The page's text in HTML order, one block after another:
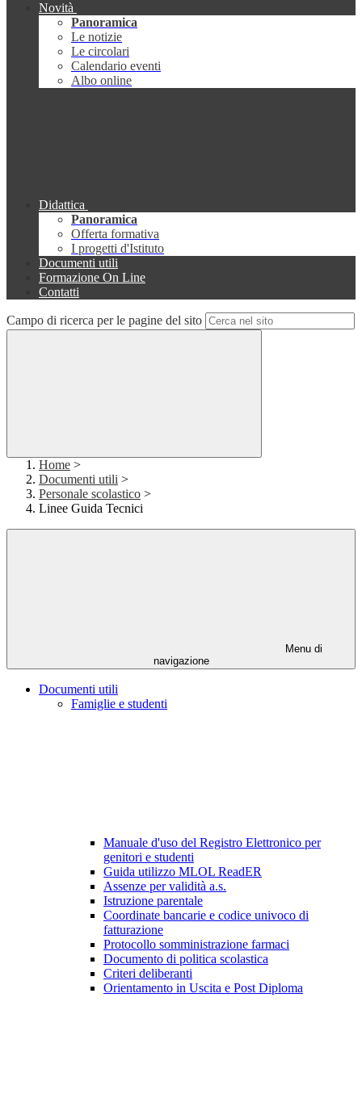
Novità
Panoramica
Le notizie
Le circolari
Calendario eventi
Albo online
Didattica
Panoramica
Offerta formativa
I progetti d'Istituto
Documenti utili
Formazione On Line
Contatti
Campo di ricerca per le pagine del sito
Home >
Documenti utili >
Personale scolastico >
Linee Guida Tecnici
Menu di
navigazione
Documenti utili
Famiglie e studenti
Manuale d'uso del Registro Elettronico per
genitori e studenti
Guida utilizzo MLOL ReadER
Assenze per validità a.s.
Istruzione parentale
Coordinate bancarie e codice univoco di
fatturazione
Protocollo somministrazione farmaci
Documento di politica scolastica
Criteri deliberanti
Orientamento in Uscita e Post Diploma